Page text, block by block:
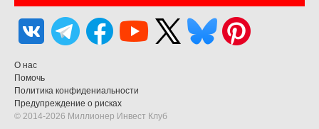
О нас
Помочь
Политика конфидениальности
Предупреждение о рисках
© 2014-2026 Миллионер Инвест Клуб